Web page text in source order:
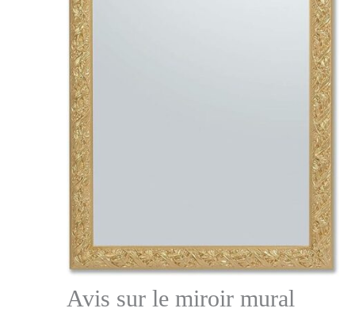
Avis sur le miroir mural